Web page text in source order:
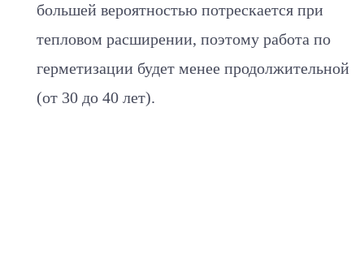
большей вероятностью потрескается при
тепловом расширении, поэтому работа по
герметизации будет менее продолжительной
(от 30 до 40 лет).